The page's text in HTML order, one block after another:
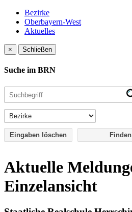
Bezirke
Oberbayern-West
Aktuelles
× Schließen
Suche im BRN
Eingaben löschen
Aktuelle
Einzelansicht